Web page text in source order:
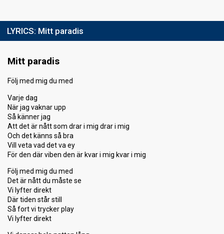
LYRICS: Mitt paradis
Mitt paradis
Följ med mig du med
Varje dag
När jag vaknar upp
Så känner jag
Att det är nått som drar i mig drar i mig
Och det känns så bra
Vill veta vad det va ey
För den där viben den är kvar i mig kvar i mig
Följ med mig du med
Det är nått du måste se
Vi lyfter direkt
Där tiden står still
Så fort vi trycker play
Vi lyfter direkt